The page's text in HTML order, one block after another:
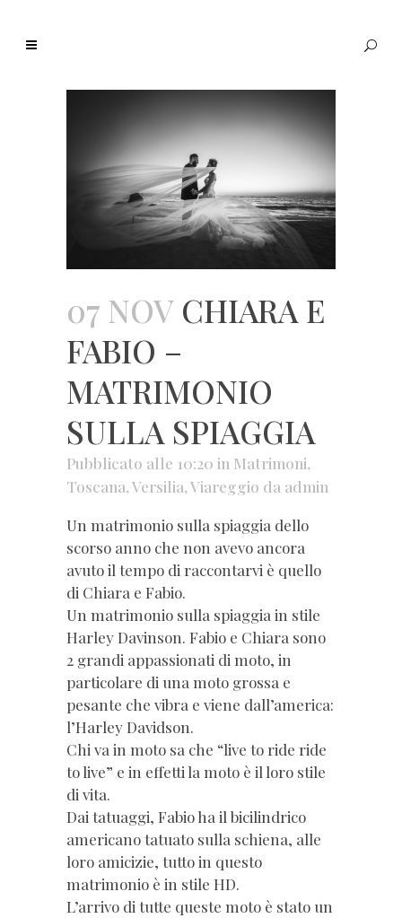
07 NOVCHIARA E
FABIO –
MATRIMONIO
SULLA SPIAGGIA
Pubblicato alle 10:20 in Matrimoni,
Toscana,Versilia,Viareggio da admin
Un matrimonio sulla spiaggia dello
scorso anno che non avevo ancora
avuto il tempo di raccontarvi è quello
di Chiara e Fabio.
Un matrimonio sulla spiaggia in stile
Harley Davinson. Fabio e Chiara sono
2 grandi appassionati di moto, in
particolare di una moto grossa e
pesante che vibra e viene dall’america:
l’Harley Davidson.
Chi va in moto sa che “live to ride ride
to live” e in effetti la moto è il loro stile
di vita.
Dai tatuaggi, Fabio ha il bicilindrico
americano tatuato sulla schiena, alle
loro amicizie, tutto in questo
matrimonio è in stile HD.
L’arrivo di tutte queste moto è stato un